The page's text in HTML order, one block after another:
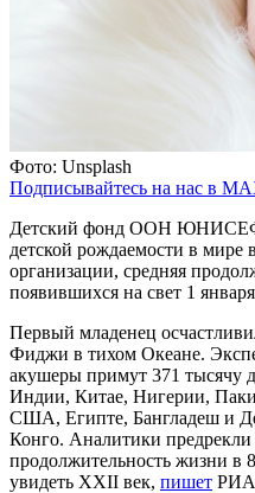
Фото: Unsplash
Подписывайтесь на нас в
Детский фонд ООН ЮНИСЕФ
детской рождаемости в
организации, средняя
появившихся на свет 1
Первый младенец
Фиджи в тихом Океане.
акушеры примут 371 тысячу
Индии, Китае, Нигерии,
США, Египте, Бангладеш и
Конго. Аналитики
продолжительность жизни в
увидеть XXII век, пишет РИА